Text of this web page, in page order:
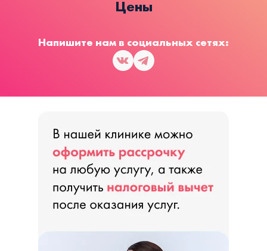
Цены
Напишите нам в социальных сетях: